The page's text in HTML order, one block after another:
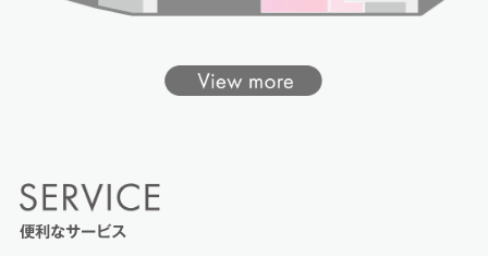
便利なサービス